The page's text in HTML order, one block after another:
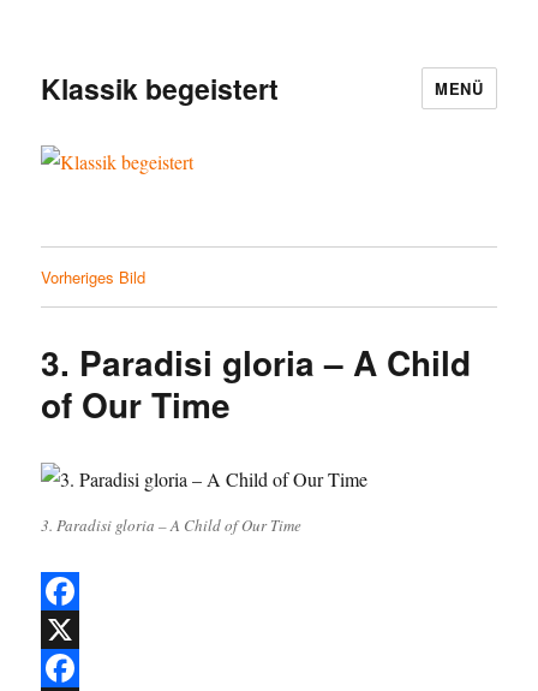
Klassik begeistert MENÜ
Vorheriges Bild
3. Paradisi gloria – A Child
of Our Time
3. Paradisi gloria – A Child of Our Time
F
aX